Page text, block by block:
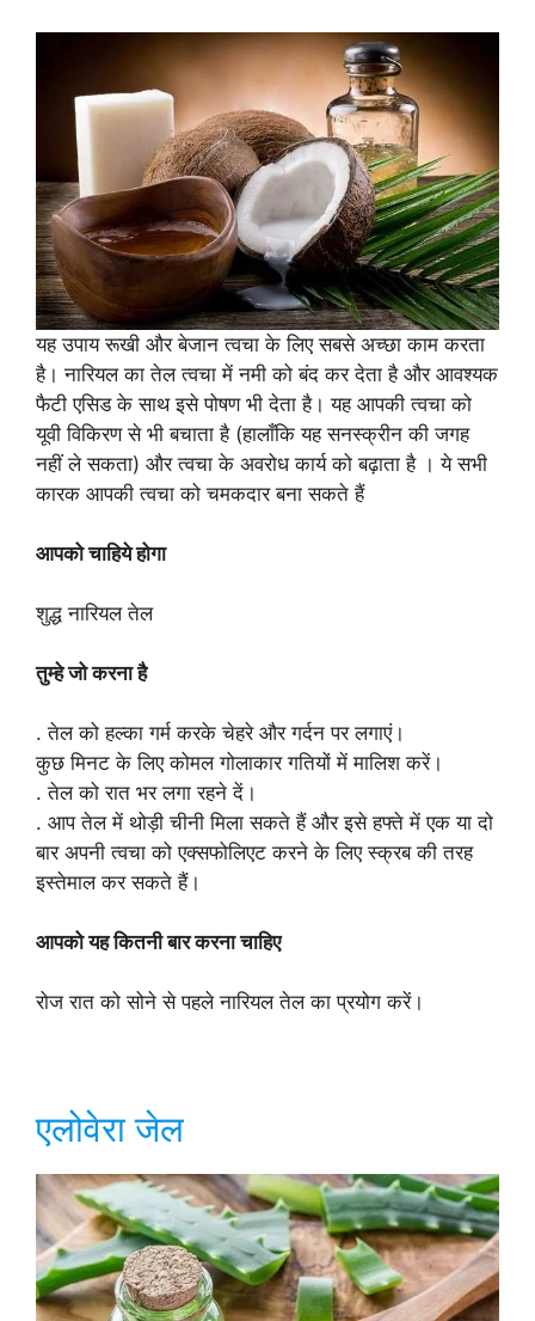
यह उपाय रूखी और बेजान त्वचा के लिए सबसे अच्छा काम करता
है। नारियल का तेल त्वचा में नमी को बंद कर देता है और आवश्यक
फैटी एसिड के साथ इसे पोषण भी देता है। यह आपकी त्वचा को
यूवी विकिरण से भी बचाता है (हालाँकि यह सनस्क्रीन की जगह
नहीं ले सकता) और त्वचा के अवरोध कार्य को बढ़ाता है । ये सभी
कारक आपकी त्वचा को चमकदार बना सकते हैं
आपको चाहिये होगा
शुद्ध नारियल तेल
तुम्हे जो करना है
. तेल को हल्का गर्म करके चेहरे और गर्दन पर लगाएं।
कुछ मिनट के लिए कोमल गोलाकार गतियों में मालिश करें।
. तेल को रात भर लगा रहने दें।
. आप तेल में थोड़ी चीनी मिला सकते हैं और इसे हफ्ते में एक या दो
बार अपनी त्वचा को एक्सफोलिएट करने के लिए स्क्रब की तरह
इस्तेमाल कर सकते हैं।
आपको यह कितनी बार करना चाहिए
रोज रात को सोने से पहले नारियल तेल का प्रयोग करें।
एलोवेरा जेल